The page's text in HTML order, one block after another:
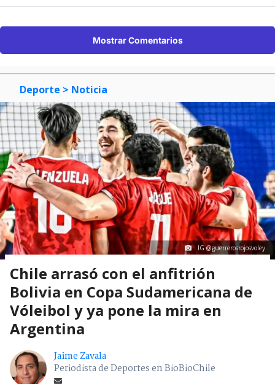
Mostrar Comentarios
Deporte > Noticia
IG @guerrerosrojosvoley
Chile arrasó con el anfitrión
Bolivia en Copa Sudamericana de
Vóleibol y ya pone la mira en
Argentina
Jaime Zavala
Periodista de Deportes en BioBioChile